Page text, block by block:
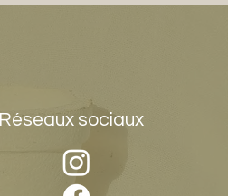
Réseaux sociaux